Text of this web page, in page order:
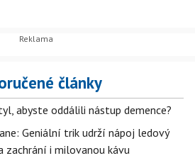
články
abyste oddálili nástup demence?
Geniální trik udrží nápoj ledový
zachrání i milovanou kávu